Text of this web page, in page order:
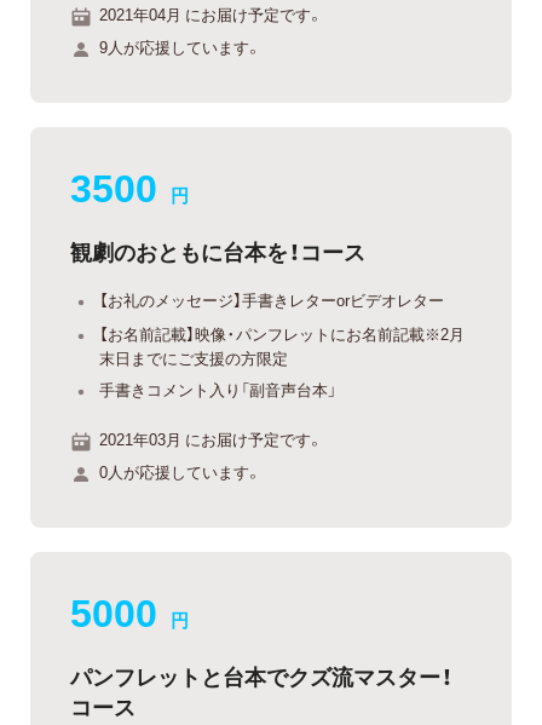
2021年04月 にお届け予定です。
9人が応援しています。
3500 円
観劇のおともに台本を！コース
【お礼のメッセージ】手書きレターorビデオレター
【お名前記載】映像・パンフレットにお名前記載※2月
末日までにご支援の方限定
手書きコメント入り「副音声台本」
2021年03月 にお届け予定です。
0人が応援しています。
5000 円
パンフレットと台本でクズ流マスター！
コース